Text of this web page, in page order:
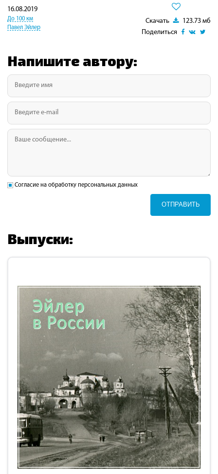
Скачать
123.73 мб
Поделиться
16.08.2019
До 100 км
Павел Эйлер
Напишите автору:
Согласие на обработку персональных данных
ОТПРАВИТЬ
Выпуски: